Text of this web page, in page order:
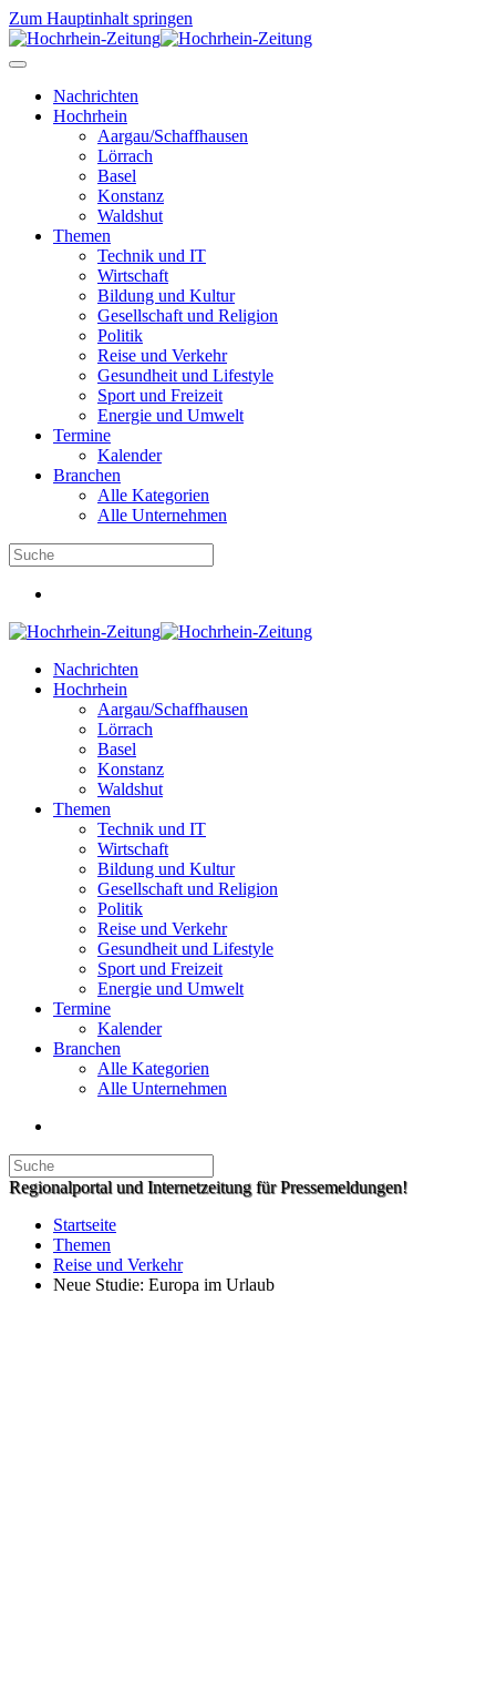
Zum Hauptinhalt springen
Nachrichten
Hochrhein
Aargau/Schaffhausen
Lörrach
Basel
Konstanz
Waldshut
Themen
Technik und IT
Wirtschaft
Bildung und Kultur
Gesellschaft und Religion
Politik
Reise und Verkehr
Gesundheit und Lifestyle
Sport und Freizeit
Energie und Umwelt
Termine
Kalender
Branchen
Alle Kategorien
Alle Unternehmen
Nachrichten
Hochrhein
Aargau/Schaffhausen
Lörrach
Basel
Konstanz
Waldshut
Themen
Technik und IT
Wirtschaft
Bildung und Kultur
Gesellschaft und Religion
Politik
Reise und Verkehr
Gesundheit und Lifestyle
Sport und Freizeit
Energie und Umwelt
Termine
Kalender
Branchen
Alle Kategorien
Alle Unternehmen
Regionalportal und Internetzeitung für Pressemeldungen!
Startseite
Themen
Reise und Verkehr
Neue Studie: Europa im Urlaub